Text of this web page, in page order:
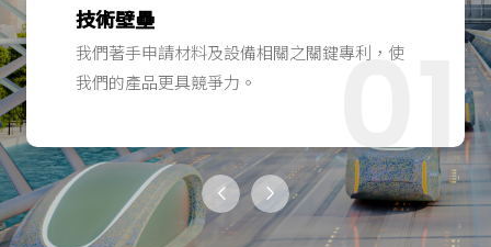
01
技術壁壘
我們著手申請材料及設備相關之關鍵專利，使
我們的產品更具競爭力。